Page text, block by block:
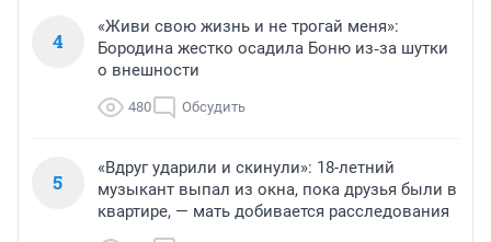
4
«Живи свою жизнь и не трогай меня»:
Бородина жестко осадила Боню из‑за шутки
о внешности
480 Обсудить
5
«Вдруг ударили и скинули»: 18-летний
музыкант выпал из окна, пока друзья были в
квартире, — мать добивается расследования